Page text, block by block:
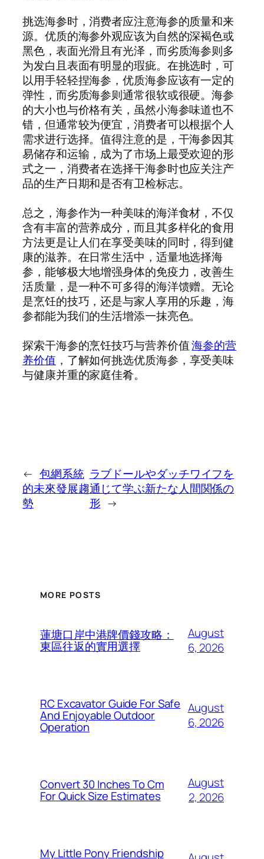
挑选海参时，消费者应注意海参的质量和来
源。优质的海参外观应该为自然的深褐色或
黑色，表面光滑且有光泽，而劣质海参则多
为发白且表面有明显的瑕疵。在挑选时，可
以用手轻轻捏海参，优质海参应该有一定的
弹性，而劣质海参则通常很软或很硬。海参
的大小也与价格有关，虽然小海参味道也不
错，但通常较为便宜，消费者可以根据个人
需求进行选择。值得注意的是，干海参因其
易储存和运输，成为了市场上最受欢迎的形
式之一，消费者在选择干海参时也应关注产
品的生产日期和是否有卫检标志。
总之，海参作为一种美味的海洋食材，不仅
含有丰富的营养成分，而且其多样化的食用
方法更是让人们在享受美味的同时，得到健
康的滋养。在日常生活中，适量地选择海
参，能够极大地增强身体的免疫力，改善生
活质量，是一种不可多得的海洋馈赠。无论
是烹饪的技巧，还是与家人享用的乐趣，海
参都能为我们的生活增添一抹亮色。
探索干海参的烹饪技巧与营养价值海参的营
养价值 ，了解如何挑选优质海参，享受美味
与健康并重的家庭佳肴。
← 包網系統
的未來發展趨
勢
ラブドールやダッチワイフを
通じて学ぶ新たな人間関係の
形 →
MORE POSTS
蓮塘口岸中港牌價錢攻略：
東區往返的實用選擇
August
6, 2026
RC Excavator Guide For Safe
And Enjoyable Outdoor
Operation
August
6, 2026
Convert 30 Inches To Cm
For Quick Size Estimates
August
2, 2026
My Little Pony Friendship